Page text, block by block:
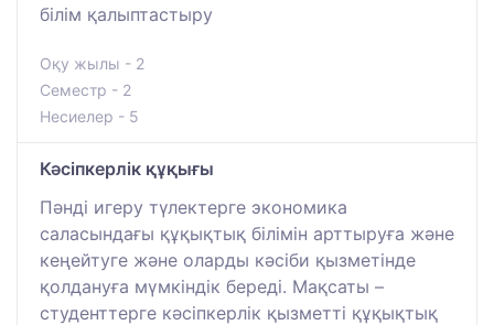
білім қалыптастыру
Оқу жылы - 2
Семестр - 2
Несиелер - 5
Кәсіпкерлік құқығы
Пәнді игеру түлектерге экономика
саласындағы құқықтық білімін арттыруға және
кеңейтуге және оларды кәсіби қызметінде
қолдануға мүмкіндік береді. Мақсаты –
студенттерге кәсіпкерлік қызметті құқықтық